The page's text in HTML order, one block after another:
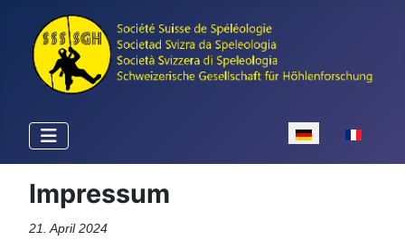
Sprache
Impressum
21. April 2024